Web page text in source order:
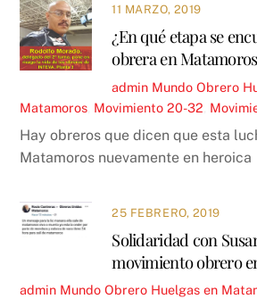
11 MARZO, 2019
¿En qué etapa se
obrera en
admin Mundo Obrero
Matamoros Movimiento 20-32
Hay obreros que dicen que esta
Matamoros nuevamente en heroica
25 FEBRERO, 2019
Solidaridad con
movimiento obrero
admin Mundo Obrero Huelgas en